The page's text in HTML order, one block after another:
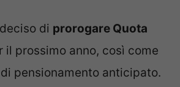
di prorogare Quota
il prossimo anno, così come
pensionamento anticipato.